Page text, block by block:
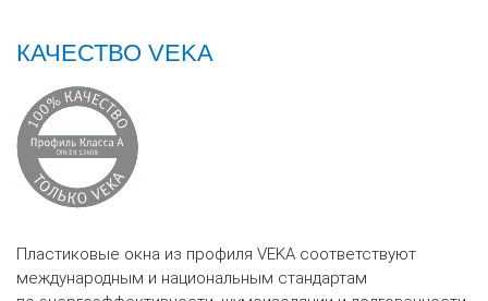
КАЧЕСТВО VEKA
Пластиковые окна из профиля VEKA соответствуют
международным и национальным стандартам